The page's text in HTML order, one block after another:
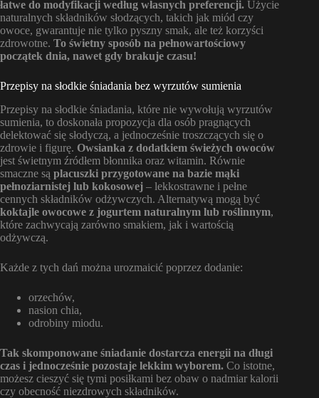
łatwe do modyfikacji według własnych preferencji. Użycie
naturalnych składników słodzących, takich jak miód czy
owoce, gwarantuje nie tylko pyszny smak, ale też korzyści
zdrowotne. To świetny sposób na pełnowartościowy
początek dnia, nawet gdy brakuje czasu!
Przepisy na słodkie śniadania bez wyrzutów sumienia
Przepisy na słodkie śniadania, które nie wywołują wyrzutów
sumienia, to doskonała propozycja dla osób pragnących
delektować się słodyczą, a jednocześnie troszczących się o
zdrowie i figurę. Owsianka z dodatkiem świeżych owoców
jest świetnym źródłem błonnika oraz witamin. Równie
smaczne są placuszki przygotowane na bazie mąki
pełnoziarnistej lub kokosowej – lekkostrawne i pełne
cennych składników odżywczych. Alternatywą mogą być
koktajle owocowe z jogurtem naturalnym lub roślinnym,
które zachwycają zarówno smakiem, jak i wartością
odżywczą.
Każde z tych dań można urozmaicić poprzez dodanie:
orzechów,
nasion chia,
odrobiny miodu.
Tak skomponowane śniadanie dostarcza energii na długi
czas i jednocześnie pozostaje lekkim wyborem. Co istotne,
możesz cieszyć się tymi posiłkami bez obaw o nadmiar kalorii
czy obecność niezdrowych składników.